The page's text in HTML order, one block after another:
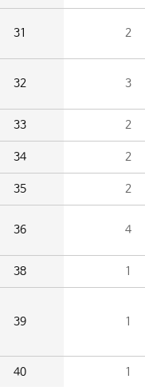
31 2
32 3
33 2
34 2
35 2
36 4
38 1
39 1
40 1